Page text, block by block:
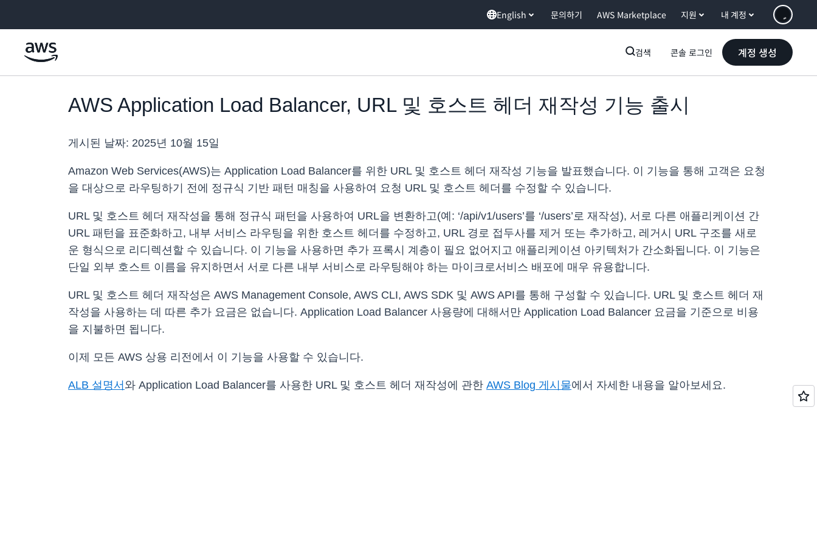
English 문의하기 AWS Marketplace 지원 내 계정
검색 콘솔 로그인 계정 생성
AWS Application Load Balancer, URL 및 호스트 헤더 재작성 기능 출시
게시된 날짜: 2025년 10월 15일
Amazon Web Services(AWS)는 Application Load Balancer를 위한 URL 및 호스트 헤더 재작성 기능을 발표했습니다. 이 기능을 통해 고객은 요청
을 대상으로 라우팅하기 전에 정규식 기반 패턴 매칭을 사용하여 요청 URL 및 호스트 헤더를 수정할 수 있습니다.
URL 및 호스트 헤더 재작성을 통해 정규식 패턴을 사용하여 URL을 변환하고(예: ‘/api/v1/users’를 ‘/users’로 재작성), 서로 다른 애플리케이션 간
URL 패턴을 표준화하고, 내부 서비스 라우팅을 위한 호스트 헤더를 수정하고, URL 경로 접두사를 제거 또는 추가하고, 레거시 URL 구조를 새로
운 형식으로 리디렉션할 수 있습니다. 이 기능을 사용하면 추가 프록시 계층이 필요 없어지고 애플리케이션 아키텍처가 간소화됩니다. 이 기능은
단일 외부 호스트 이름을 유지하면서 서로 다른 내부 서비스로 라우팅해야 하는 마이크로서비스 배포에 매우 유용합니다.
URL 및 호스트 헤더 재작성은 AWS Management Console, AWS CLI, AWS SDK 및 AWS API를 통해 구성할 수 있습니다. URL 및 호스트 헤더 재
작성을 사용하는 데 따른 추가 요금은 없습니다. Application Load Balancer 사용량에 대해서만 Application Load Balancer 요금을 기준으로 비용
을 지불하면 됩니다.
이제 모든 AWS 상용 리전에서 이 기능을 사용할 수 있습니다.
ALB 설명서 와 Application Load Balancer를 사용한 URL 및 호스트 헤더 재작성에 관한 AWS Blog 게시물에서 자세한 내용을 알아보세요.